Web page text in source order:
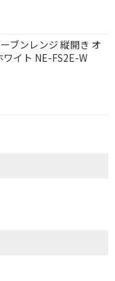
ブンレンジ 縦開き オ
イト NE-FS2E-W